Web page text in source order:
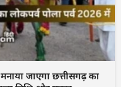
जाएगा छत्तीसगढ़ का